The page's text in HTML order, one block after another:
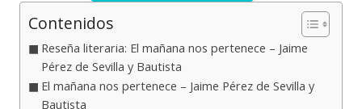
Contenidos
Reseña literaria: El mañana nos pertenece – Jaime
Pérez de Sevilla y Bautista
El mañana nos pertenece – Jaime Pérez de Sevilla y
Bautista